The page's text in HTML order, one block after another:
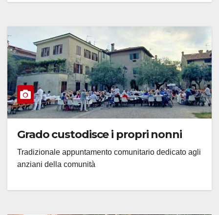
Grado custodisce i propri nonni
Tradizionale appuntamento comunitario dedicato agli
anziani della comunità